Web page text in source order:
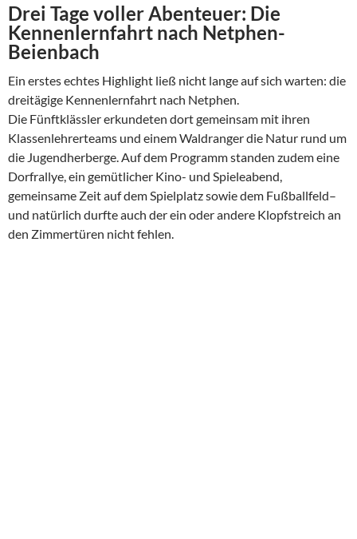
Drei Tage voller Abenteuer: Die
Kennenlernfahrt nach Netphen-
Beienbach
Ein erstes echtes Highlight ließ nicht lange auf sich warten: die
dreitägige Kennenlernfahrt nach Netphen.
Die Fünftklässler erkundeten dort gemeinsam mit ihren
Klassenlehrerteams und einem Waldranger die Natur rund um
die Jugendherberge. Auf dem Programm standen zudem eine
Dorfrallye, ein gemütlicher Kino- und Spieleabend,
gemeinsame Zeit auf dem Spielplatz sowie dem Fußballfeld–
und natürlich durfte auch der ein oder andere Klopfstreich an
den Zimmertüren nicht fehlen.